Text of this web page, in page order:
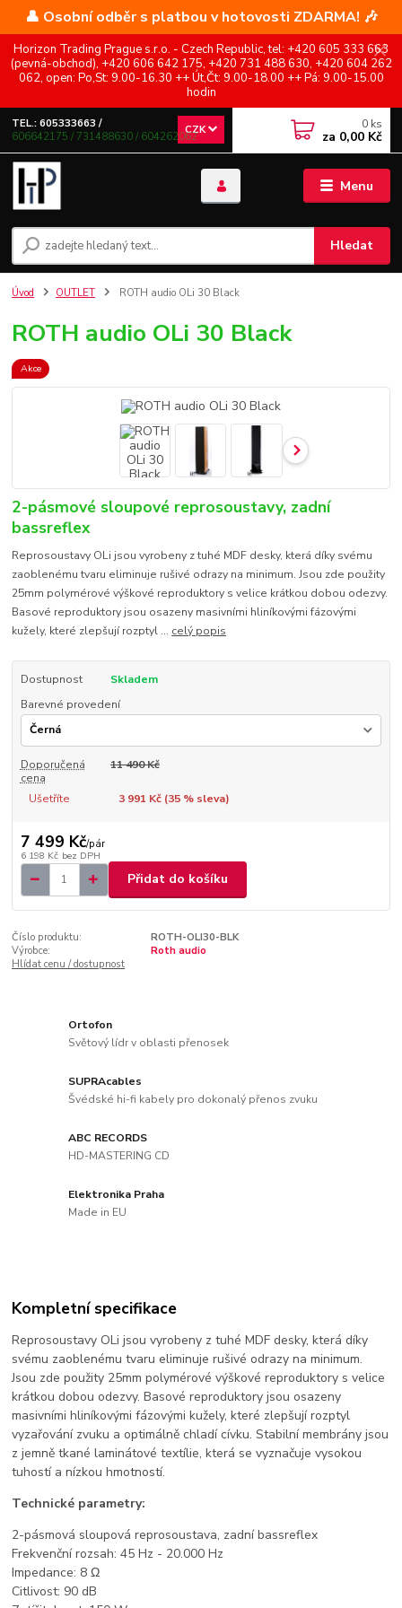
👤 Osobní odběr s platbou v hotovosti ZDARMA! 🎶
Horizon Trading Prague s.r.o. - Czech Republic, tel: +420 605 333 663
(pevná-obchod), +420 606 642 175, +420 731 488 630, +420 604 262
062, open: Po,St: 9.00-16.30 ++ Út,Čt: 9.00-18.00 ++ Pá: 9.00-15.00
hodin
Menu
CZK
Hledat
TEL.: 605333663 /
606642175 / 731488630 / 604262062
0 ks
za 0,00 Kč
Úvod OUTLET ROTH audio OLi 30 Black
ROTH audio OLi 30 Black
Akce
2-pásmové sloupové reprosoustavy, zadní
bassreflex
Reprosoustavy OLi jsou vyrobeny z tuhé MDF desky, která díky svému
zaoblenému tvaru eliminuje rušivé odrazy na minimum. Jsou zde použity
25mm polymérové výškové reproduktory s velice krátkou dobou odezvy.
Basové reproduktory jsou osazeny masivními hliníkovými fázovými
kužely, které zlepšují rozptyl ... celý popis
Dostupnost
Skladem
Barevné provedení
Doporučená
cena
11 490 Kč
Ušetříte 3 991 Kč (35% sleva)
7 499 Kč/pár
6 198 Kč bez DPH
Přidat do košíku
Číslo produktu:
ROTH-OLI30-BLK
Výrobce:
Roth audio
Hlídat cenu / dostupnost
Ortofon
Světový lídr v oblasti přenosek
SUPRAcables
Švédské hi-fi kabely pro dokonalý přenos zvuku
ABC RECORDS
HD-MASTERING CD
Elektronika Praha
Made in EU
Kompletní specifikace
Reprosoustavy OLi jsou vyrobeny z tuhé MDF desky, která díky
svému zaoblenému tvaru eliminuje rušivé odrazy na minimum.
Jsou zde použity 25mm polymérové výškové reproduktory s velice
krátkou dobou odezvy. Basové reproduktory jsou osazeny
masivními hliníkovými fázovými kužely, které zlepšují rozptyl
vyzařování zvuku a optimálně chladí cívku. Stabilní membrány jsou
z jemně tkané laminátové textílie, která se vyznačuje vysokou
tuhostí a nízkou hmotností.
Technické parametry:
2-pásmová sloupová reprosoustava, zadní bassreflex
Frekvenční rozsah: 45 Hz - 20.000 Hz
Impedance: 8 Ω
Citlivost: 90 dB